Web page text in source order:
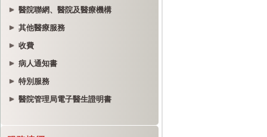
醫院聯網、醫院及醫療機構
其他醫療服務
收費
病人通知書
特別服務
醫院管理局電子醫生證明書